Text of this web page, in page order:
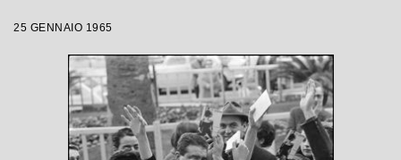
25 GENNAIO 1965